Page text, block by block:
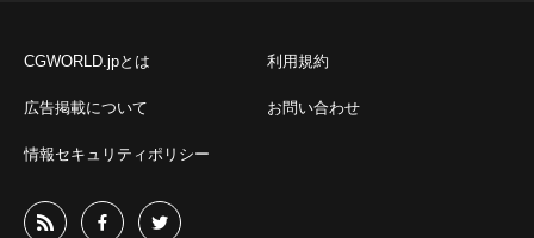
CGWORLD.jpとは 利用規約
広告掲載について お問い合わせ
情報セキュリティポリシー